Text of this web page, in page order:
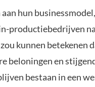
hun
productiebedrijven
kunnen betekenen
beloningen en
bestaan in een